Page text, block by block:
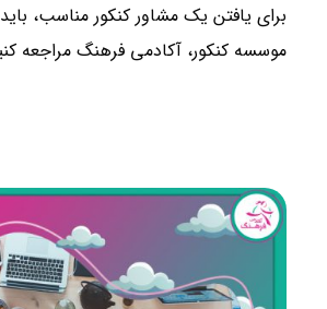
برای یافتن یک مشاور کنکور مناسب،
موسسه کنکور، آکادمی فرهنگ مراجعه